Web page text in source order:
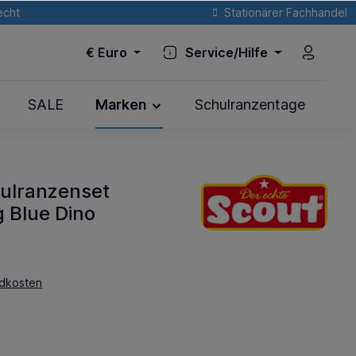
Stationärer Fachhandel
€ Euro Service/Hilfe
SALE Marken Schulranzentage
Dino